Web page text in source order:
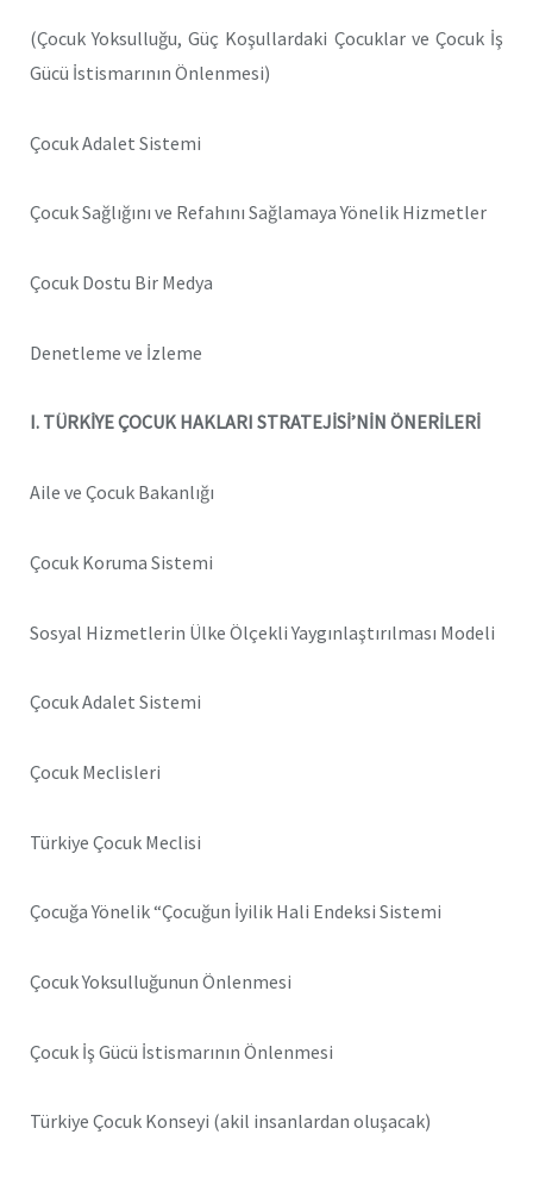
(Çocuk Yoksulluğu, Güç Koşullardaki Çocuklar ve Çocuk İş
Gücü İstismarının Önlenmesi)
Çocuk Adalet Sistemi
Çocuk Sağlığını ve Refahını Sağlamaya Yönelik Hizmetler
Çocuk Dostu Bir Medya
Denetleme ve İzleme
I. TÜRKİYE ÇOCUK HAKLARI STRATEJİSİ’NİN ÖNERİLERİ
Aile ve Çocuk Bakanlığı
Çocuk Koruma Sistemi
Sosyal Hizmetlerin Ülke Ölçekli Yaygınlaştırılması Modeli
Çocuk Adalet Sistemi
Çocuk Meclisleri
Türkiye Çocuk Meclisi
Çocuğa Yönelik “Çocuğun İyilik Hali Endeksi Sistemi
Çocuk Yoksulluğunun Önlenmesi
Çocuk İş Gücü İstismarının Önlenmesi
Türkiye Çocuk Konseyi (akil insanlardan oluşacak)